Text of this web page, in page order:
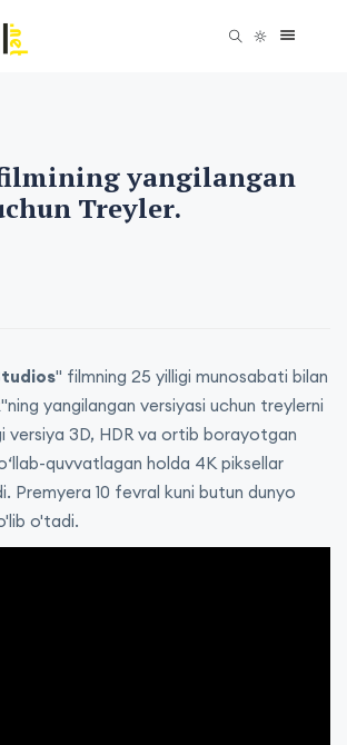
yangilangan
Treyler.
" filmning 25 yilligi munosabati bilan
"ning yangilangan versiyasi uchun treylerni
versiya 3D, HDR va ortib borayotgan
quvvatlagan holda 4K piksellar
Premyera 10 fevral kuni butun dunyo
o'tadi.